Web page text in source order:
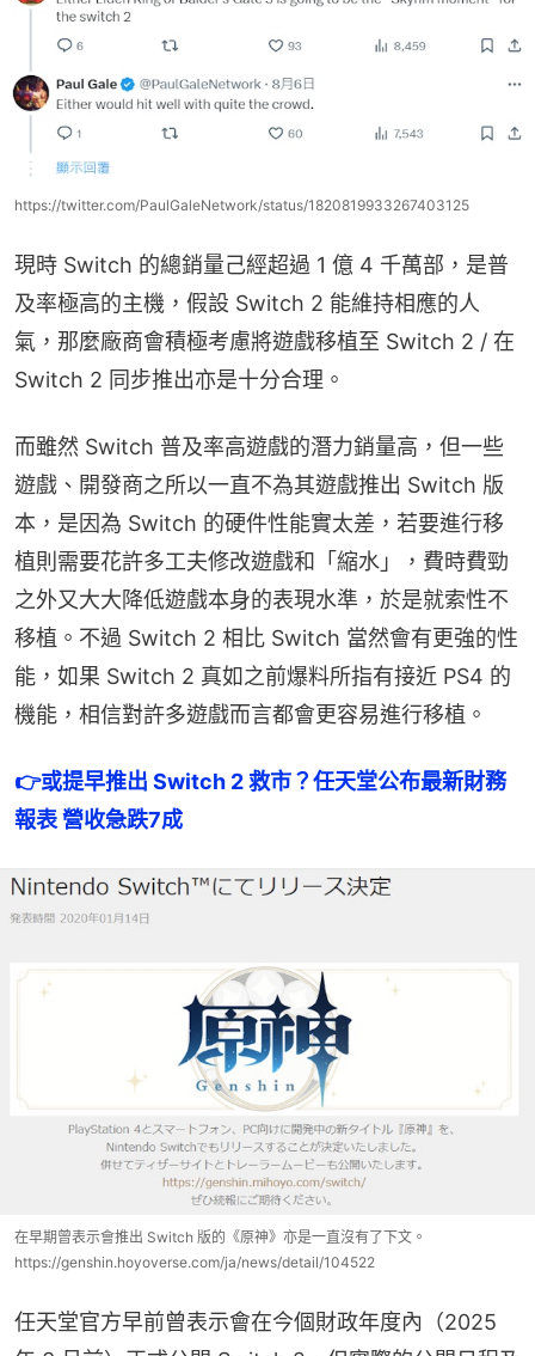
https://twitter.com/PaulGaleNetwork/status/1820819933267403125
現時 Switch 的總銷量己經超過 1 億 4 千萬部，是普
及率極高的主機，假設 Switch 2 能維持相應的人
氣，那麼廠商會積極考慮將遊戲移植至 Switch 2 / 在
Switch 2 同步推出亦是十分合理。
而雖然 Switch 普及率高遊戲的潛力銷量高，但一些
遊戲、開發商之所以一直不為其遊戲推出 Switch 版
本，是因為 Switch 的硬件性能實太差，若要進行移
植則需要花許多工夫修改遊戲和「縮水」，費時費勁
之外又大大降低遊戲本身的表現水準，於是就索性不
移植。不過 Switch 2 相比 Switch 當然會有更強的性
能，如果 Switch 2 真如之前爆料所指有接近 PS4 的
機能，相信對許多遊戲而言都會更容易進行移植。
👉或提早推出 Switch 2 救市？任天堂公布最新財務
報表 營收急跌7成
在早期曾表示會推出 Switch 版的《原神》亦是一直沒有了下文。
https://genshin.hoyoverse.com/ja/news/detail/104522
任天堂官方早前曾表示會在今個財政年度內（2025